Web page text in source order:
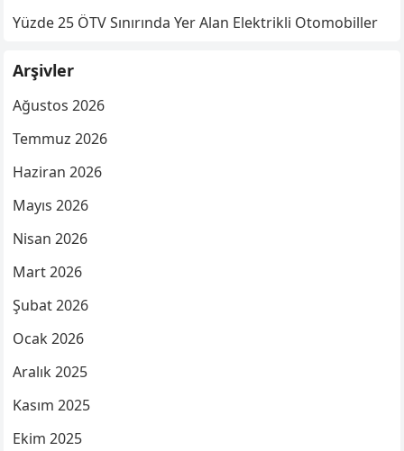
Yüzde 25 ÖTV Sınırında Yer Alan Elektrikli Otomobiller
Arşivler
Ağustos 2026
Temmuz 2026
Haziran 2026
Mayıs 2026
Nisan 2026
Mart 2026
Şubat 2026
Ocak 2026
Aralık 2025
Kasım 2025
Ekim 2025